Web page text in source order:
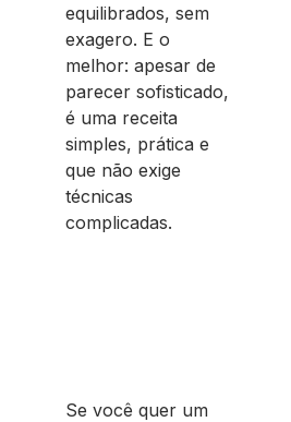
equilibrados, sem
exagero. E o
melhor: apesar de
parecer sofisticado,
é uma receita
simples, prática e
que não exige
técnicas
complicadas.
Se você quer um